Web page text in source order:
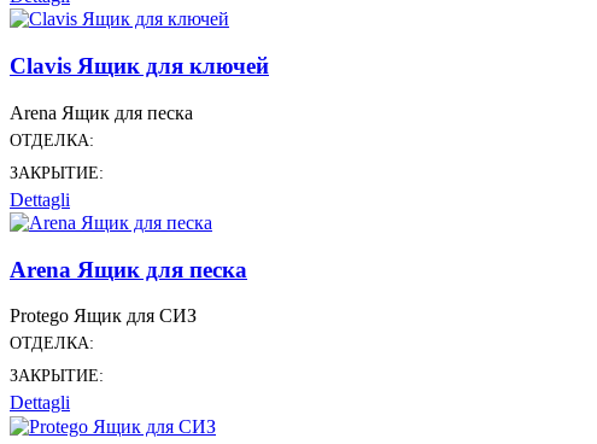
Clavis Ящик для ключей
Arena Ящик для песка
ОТДЕЛКА:
ЗАКРЫТИЕ:
Dettagli
Arena Ящик для песка
Protego Ящик для СИЗ
ОТДЕЛКА:
ЗАКРЫТИЕ:
Dettagli